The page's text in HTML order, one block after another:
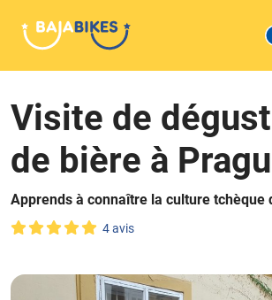
Visite de
de bière à
Apprends à connaître la culture tchèque
4 avis